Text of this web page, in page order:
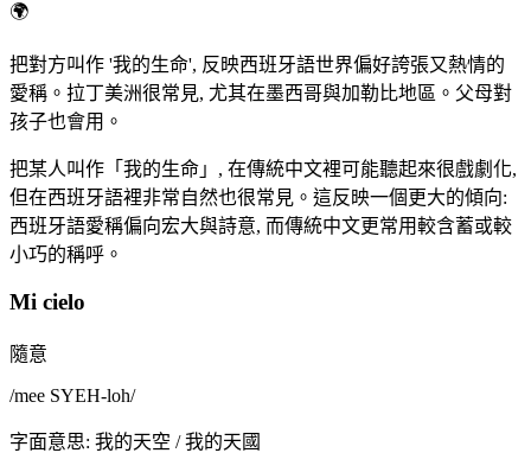
🌍
把對方叫作 '我的生命', 反映西班牙語世界偏好誇張又熱情的
愛稱。拉丁美洲很常見, 尤其在墨西哥與加勒比地區。父母對
孩子也會用。
把某人叫作「我的生命」, 在傳統中文裡可能聽起來很戲劇化,
但在西班牙語裡非常自然也很常見。這反映一個更大的傾向:
西班牙語愛稱偏向宏大與詩意, 而傳統中文更常用較含蓄或較
小巧的稱呼。
Mi cielo
隨意
/mee SYEH-loh/
字面意思: 我的天空 / 我的天國